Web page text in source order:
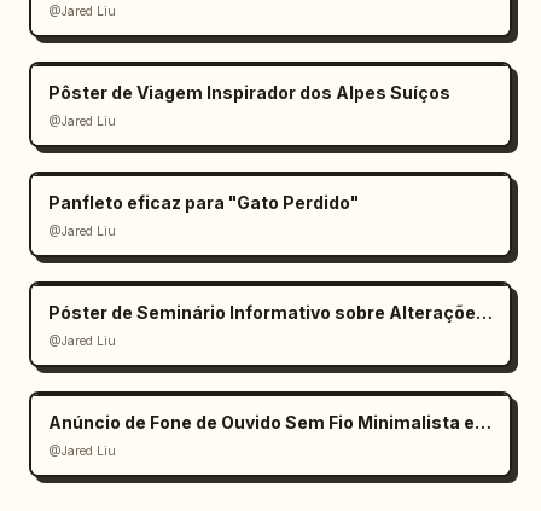
@Jared Liu
Pôster de Viagem Inspirador dos Alpes Suíços
@Jared Liu
Panfleto eficaz para "Gato Perdido"
@Jared Liu
Póster de Seminário Informativo sobre Alterações Climáticas
@Jared Liu
Anúncio de Fone de Ouvido Sem Fio Minimalista e Elegante
@Jared Liu